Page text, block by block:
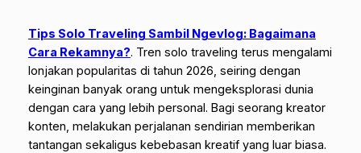
Tips Solo Traveling Sambil Ngevlog: Bagaimana
Cara Rekamnya?. Tren solo traveling terus mengalami
lonjakan popularitas di tahun 2026, seiring dengan
keinginan banyak orang untuk mengeksplorasi dunia
dengan cara yang lebih personal. Bagi seorang kreator
konten, melakukan perjalanan sendirian memberikan
tantangan sekaligus kebebasan kreatif yang luar biasa.